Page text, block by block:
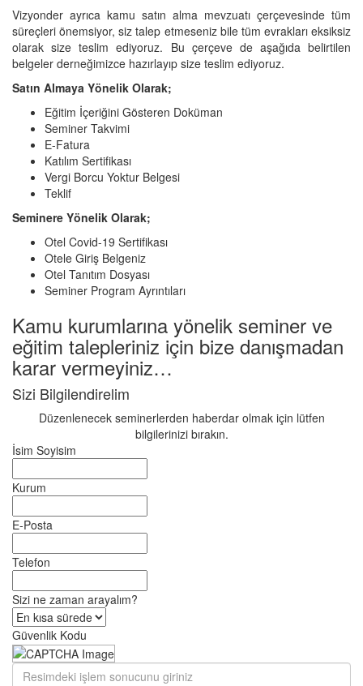
Vizyonder ayrıca kamu satın alma mevzuatı çerçevesinde tüm
süreçleri önemsiyor, siz talep etmeseniz bile tüm evrakları eksiksiz
olarak size teslim ediyoruz. Bu çerçeve de aşağıda belirtilen
belgeler derneğimizce hazırlayıp size teslim ediyoruz.
Satın Almaya Yönelik Olarak;
Eğitim İçeriğini Gösteren Doküman
Seminer Takvimi
E-Fatura
Katılım Sertifikası
Vergi Borcu Yoktur Belgesi
Teklif
Seminere Yönelik Olarak;
Otel Covid-19 Sertifikası
Otele Giriş Belgeniz
Otel Tanıtım Dosyası
Seminer Program Ayrıntıları
Kamu kurumlarına yönelik seminer ve
eğitim talepleriniz için bize danışmadan
karar vermeyiniz…
Sizi Bilgilendirelim
Düzenlenecek seminerlerden haberdar olmak için lütfen
bilgilerinizi bırakın.
İsim Soyisim
Kurum
E-Posta
Telefon
Sizi ne zaman arayalım?
Güvenlik Kodu